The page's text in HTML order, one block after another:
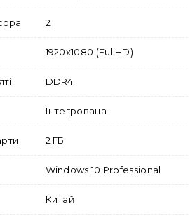
2
1920x1080 (FullHD)
DDR4
Інтегрована
2 ГБ
Windows 10 Professional
Китай